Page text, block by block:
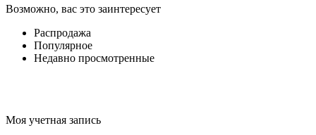
Возможно, вас это заинтересует
Распродажа
Популярное
Недавно просмотренные
Моя учетная запись